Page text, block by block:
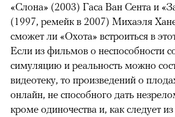
«Слона» (2003) Гаса Ван Сента и
(1997, ремейк в 2007) Михаэля
сможет ли «Охота» встроиться в
Если из фильмов о неспособности
симуляцию и реальность можно
видеотеку, то произведений о
онлайн, не способного дать
кроме одиночества и, как следует